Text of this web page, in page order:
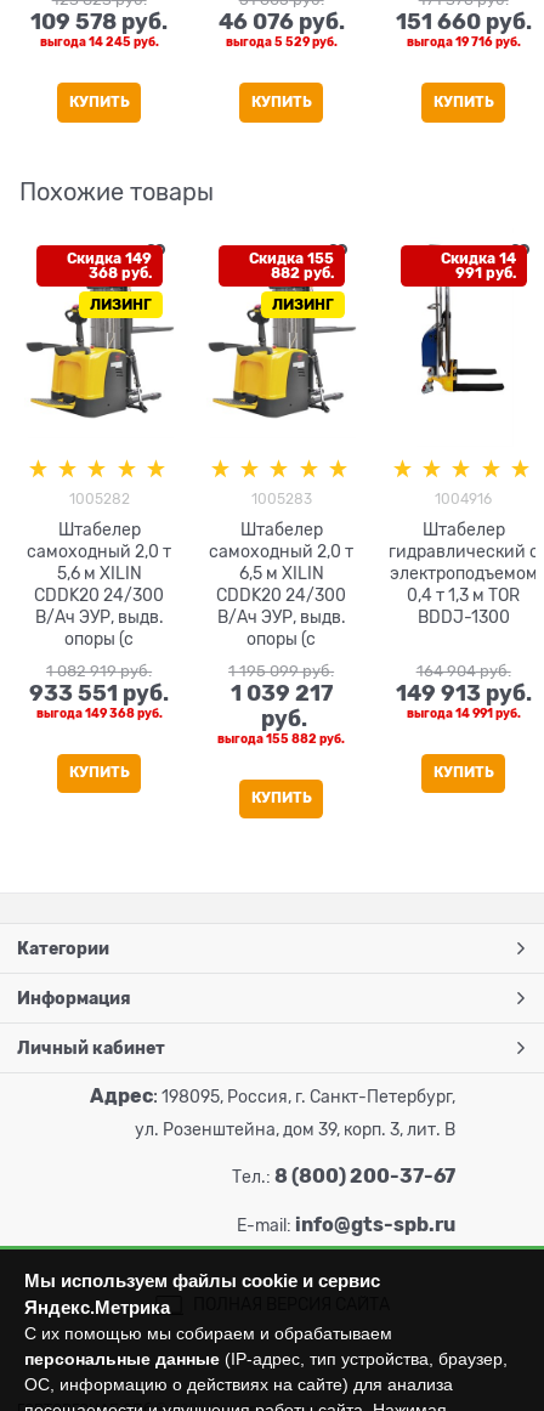
109 578 руб.
выгода14 245 руб.
КУПИТЬ
46 076 руб.
выгода5 529 руб.
КУПИТЬ
151 660 руб.
выгода19 716 руб.
КУПИТЬ
Похожие товары
Скидка 149
368 руб.
ЛИЗИНГ
1005282
Штабелер
самоходный 2,0 т
5,6 м XILIN
CDDK20 24/300
В/Ач ЭУР, выдв.
опоры (с
платформой)
1 082 919 руб.
933 551 руб.
выгода149 368 руб.
КУПИТЬ
Скидка 155
882 руб.
ЛИЗИНГ
1005283
Штабелер
самоходный 2,0 т
6,5 м XILIN
CDDK20 24/300
В/Ач ЭУР, выдв.
опоры (с
платформой)
1 195 099 руб.
1 039 217
руб.
выгода155 882 руб.
КУПИТЬ
Скидка 14
991 руб.
1004916
Штабелер
гидравлический с
электроподъемом
0,4 т 1,3 м TOR
BDDJ-1300
164 904 руб.
149 913 руб.
выгода14 991 руб.
КУПИТЬ
Категории
Информация
Личный кабинет
Адрес: 198095, Россия, г. Санкт-Петербург,
ул. Розенштейна, дом 39, корп. 3, лит. В
Тел.: 8 (800) 200-37-67
E-mail: info@gts-spb.ru
Мы используем файлы cookie и сервис
Яндекс.Метрика
С их помощью мы собираем и обрабатываем
персональные данные (IP-адрес, тип устройства, браузер,
ОС, информацию о действиях на сайте) для анализа